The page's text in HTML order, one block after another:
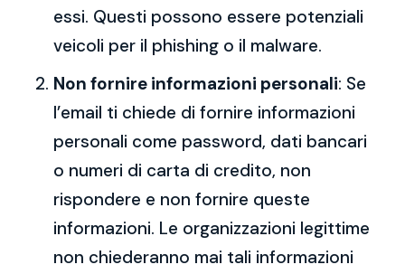
essi. Questi possono essere potenziali
veicoli per il phishing o il malware.
Non fornire informazioni personali: Se
l’email ti chiede di fornire informazioni
personali come password, dati bancari
o numeri di carta di credito, non
rispondere e non fornire queste
informazioni. Le organizzazioni legittime
non chiederanno mai tali informazioni